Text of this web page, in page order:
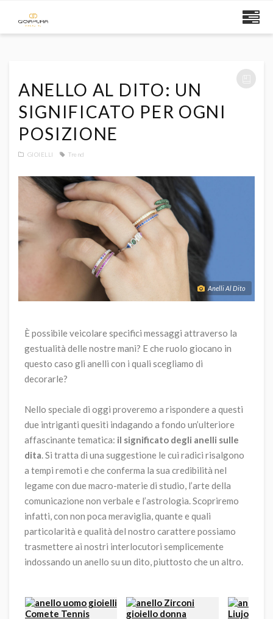
ANELLO AL DITO: UN
SIGNIFICATO PER OGNI
POSIZIONE
GIOIELLI Trend
Anelli Al Dito
È possibile veicolare specifici messaggi attraverso la
gestualità delle nostre mani? E che ruolo giocano in
questo caso gli anelli con i quali scegliamo di
decorarle?
Nello speciale di oggi proveremo a rispondere a questi
due intriganti quesiti indagando a fondo un’ulteriore
affascinante tematica: il significato degli anelli sulle
dita. Si tratta di una suggestione le cui radici risalgono
a tempi remoti e che conferma la sua credibilità nel
legame con due macro-materie di studio, l’arte della
comunicazione non verbale e l’astrologia. Scopriremo
infatti, con non poca meraviglia, quante e quali
particolarità e qualità del nostro carattere possiamo
trasmettere ai nostri interlocutori semplicemente
indossando un anello su un dito, piuttosto che un altro.